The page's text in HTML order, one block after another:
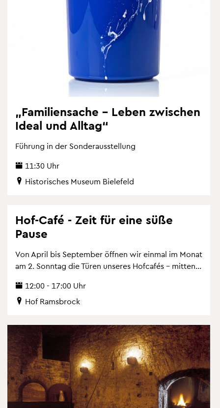
„Fa­mi­li­en­sa­che – Leben zwi­schen
Ideal und All­tag“
Füh­rung in der Son­der­aus­stel­lung
11:30 Uhr
His­to­ri­sches Mu­se­um Bie­le­feld
Hof-Café - Zeit für eine süße
Pause
Von April bis Sep­tem­ber öff­nen wir ein­mal im Monat
am 2. Sonn­tag die Türen un­se­res Hof­ca­fés – mit­ten...
12:00 - 17:00 Uhr
Hof Rams­b­rock